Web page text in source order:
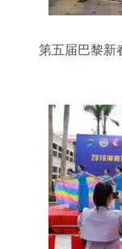
第五届巴黎新